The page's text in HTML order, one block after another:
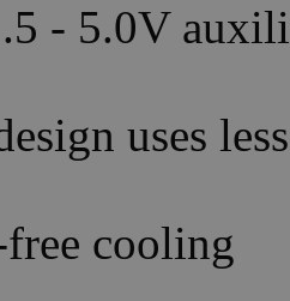
- 5.0V
uses
cooling